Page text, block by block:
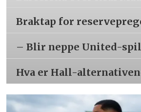
Braktap for
– Blir neppe United-
Hva er Hall-